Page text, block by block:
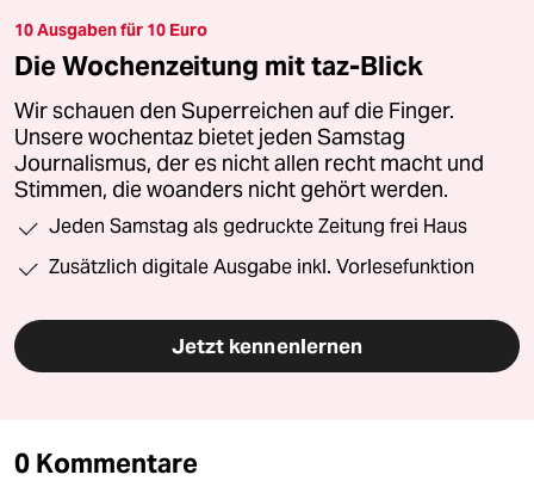
10 Ausgaben für 10 Euro
Die Wochenzeitung mit taz-Blick
Wir schauen den Superreichen auf die Finger.
Unsere wochentaz bietet jeden Samstag
Journalismus, der es nicht allen recht macht und
Stimmen, die woanders nicht gehört werden.
Jeden Samstag als gedruckte Zeitung frei Haus
Zusätzlich digitale Ausgabe inkl. Vorlesefunktion
Jetzt kennenlernen
0 Kommentare